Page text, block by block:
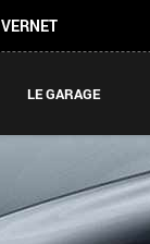
VERNET
LE GARAGE